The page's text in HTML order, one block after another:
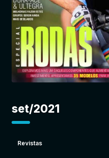
set/2021
Revistas